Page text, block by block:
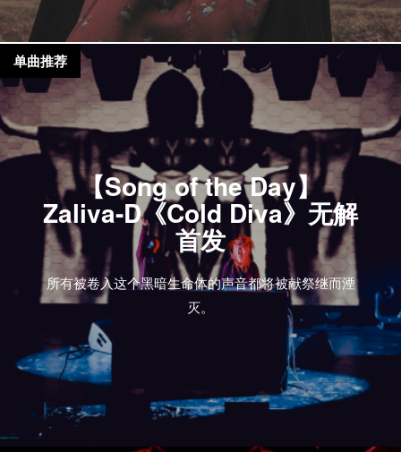
【Song of the Day】
Zaliva-D《Cold Diva》无解
首发
所有被卷入这个黑暗生命体的声音都将被献祭继而湮
灭。
单曲推荐